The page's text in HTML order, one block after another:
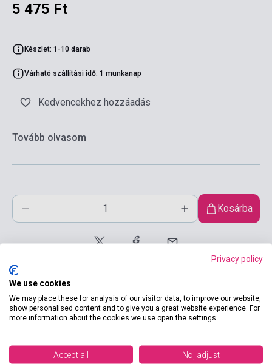
5 475 Ft
Készlet: 1-10 darab
Várható szállítási idő: 1 munkanap
Kedvencekhez hozzáadás
Tovább olvasom
Kosárba
Privacy policy
We use cookies
We may place these for analysis of our visitor data, to improve our website,
show personalised content and to give you a great website experience. For
more information about the cookies we use open the settings.
Accept all No, adjust